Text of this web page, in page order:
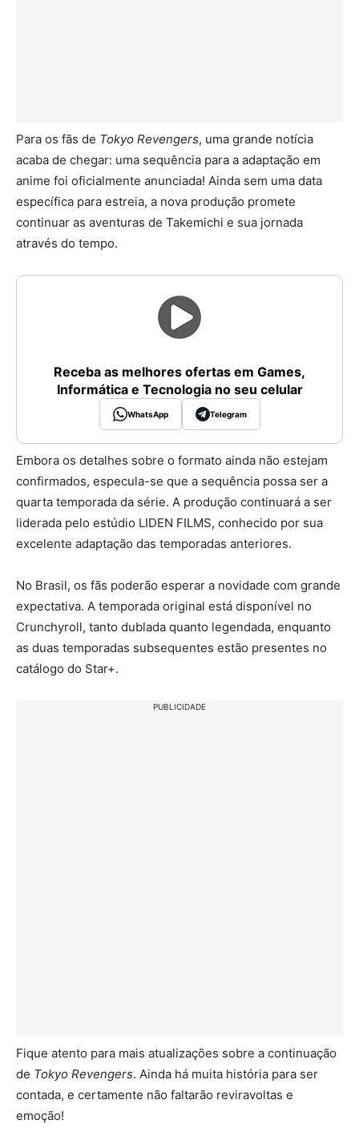
Para os fãs de Tokyo Revengers, uma grande notícia
acaba de chegar: uma sequência para a adaptação em
anime foi oficialmente anunciada! Ainda sem uma data
específica para estreia, a nova produção promete
continuar as aventuras de Takemichi e sua jornada
através do tempo.
Receba as melhores ofertas em Games,
Informática e Tecnologia no seu celular
WhatsApp Telegram
Embora os detalhes sobre o formato ainda não estejam
confirmados, especula-se que a sequência possa ser a
quarta temporada da série. A produção continuará a ser
liderada pelo estúdio LIDEN FILMS, conhecido por sua
excelente adaptação das temporadas anteriores.
No Brasil, os fãs poderão esperar a novidade com grande
expectativa. A temporada original está disponível no
Crunchyroll, tanto dublada quanto legendada, enquanto
as duas temporadas subsequentes estão presentes no
catálogo do Star+.
PUBLICIDADE
Fique atento para mais atualizações sobre a continuação
de Tokyo Revengers. Ainda há muita história para ser
contada, e certamente não faltarão reviravoltas e
emoção!